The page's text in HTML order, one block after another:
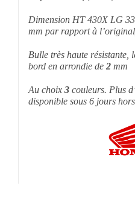
Dimension HT 430X LG
mm par rapport à
Bulle très haute résistante,
bord en arrondie de2mm
Au choix 3
couleurs. Plus
disponible sous 6 jours